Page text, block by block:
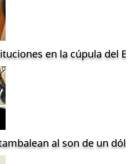
en la cúpula del
al son de un